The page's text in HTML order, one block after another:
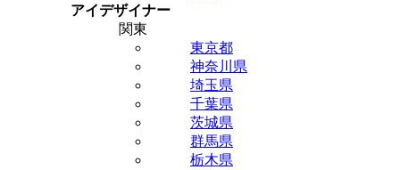
アイデザイナー
関東
東京都
神奈川県
埼玉県
千葉県
茨城県
群馬県
栃木県